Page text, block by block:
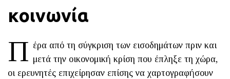
κοινωνία
Π έρα από τη σύγκριση των εισοδημάτων πριν και
μετά την οικονομική κρίση που έπληξε τη χώρα,
οι ερευνητές επιχείρησαν επίσης να χαρτογραφήσουν